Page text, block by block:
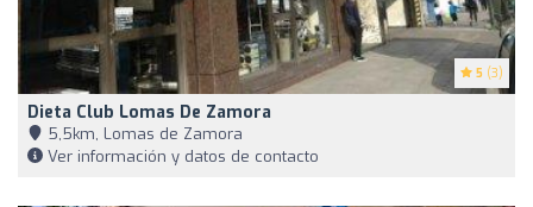
5 (3)
Dieta Club Lomas De Zamora
5,5km, Lomas de Zamora
Ver información y datos de contacto